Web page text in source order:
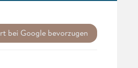
bei Google bevorzugen